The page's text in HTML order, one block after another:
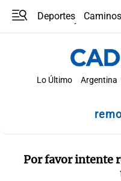
Deportes Caminos
Lo Último Argentina
Por favor intente